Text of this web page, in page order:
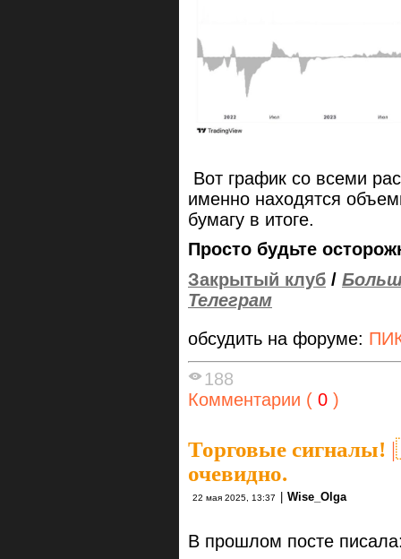
Вот график со всеми
именно находятся
бумагу в итоге.
Просто будьте
Закрытый клуб /
Телеграм
обсудить на форуме:
188
Комментарии ( 0 )
Торговые сигналы! |
очевидно.
22 мая 2025, 13:37 | Wise_Olga
В прошлом посте